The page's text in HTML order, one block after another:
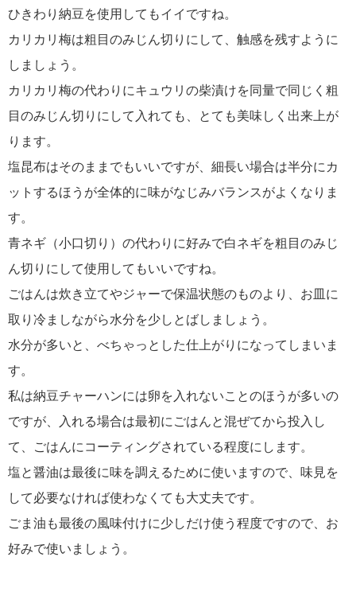
ひきわり納豆を使用してもイイですね。
カリカリ梅は粗目のみじん切りにして、触感を残すように
しましょう。
カリカリ梅の代わりにキュウリの柴漬けを同量で同じく粗
目のみじん切りにして入れても、とても美味しく出来上が
ります。
塩昆布はそのままでもいいですが、細長い場合は半分にカ
ットするほうが全体的に味がなじみバランスがよくなりま
す。
青ネギ（小口切り）の代わりに好みで白ネギを粗目のみじ
ん切りにして使用してもいいですね。
ごはんは炊き立てやジャーで保温状態のものより、お皿に
取り冷ましながら水分を少しとばしましょう。
水分が多いと、べちゃっとした仕上がりになってしまいま
す。
私は納豆チャーハンには卵を入れないことのほうが多いの
ですが、入れる場合は最初にごはんと混ぜてから投入し
て、ごはんにコーティングされている程度にします。
塩と醤油は最後に味を調えるために使いますので、味見を
して必要なければ使わなくても大丈夫です。
ごま油も最後の風味付けに少しだけ使う程度ですので、お
好みで使いましょう。